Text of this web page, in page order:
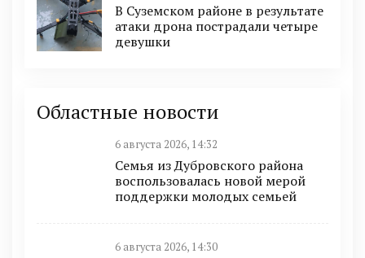
В Суземском районе в результате
атаки дрона пострадали четыре
девушки
Областные новости
6 августа 2026, 14:32
Семья из Дубровского района
воспользовалась новой мерой
поддержки молодых семьей
6 августа 2026, 14:30